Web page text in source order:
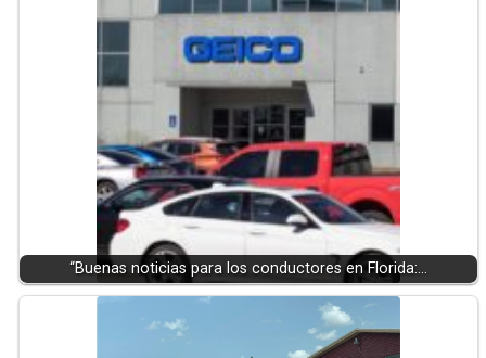
“Buenas noticias para los conductores en Florida:…